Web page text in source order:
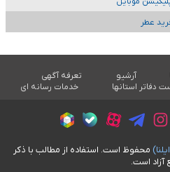
عطر
آرشیو
تعرفه آگهی
دفاتر استانها خدمات رسانه ای
محفوظ است. استفاده از مطالب با ذکر
آزاد است.